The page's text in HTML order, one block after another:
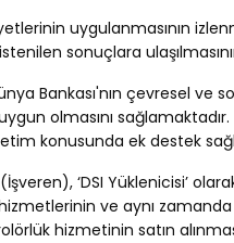
uygulanmasının
sonuçlara
Bankası'nın çevresel ve
olmasını
konusunda ek destek
‘DSI Yüklenicisi’
ve aynı zamanda
hizmetinin satın